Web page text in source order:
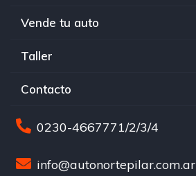
Vende tu auto
Taller
Contacto
0230-4667771/2/3/4
info@autonortepilar.com.ar